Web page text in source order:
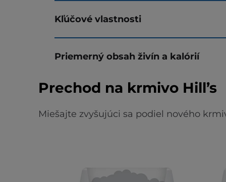
Kľúčové vlastnosti
Priemerný obsah živín a kalórií
Prechod na krmivo Hill’s
Miešajte zvyšujúci sa podiel nového